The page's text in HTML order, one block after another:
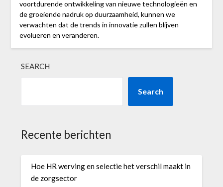
voortdurende ontwikkeling van nieuwe technologieën en
de groeiende nadruk op duurzaamheid, kunnen we
verwachten dat de trends in innovatie zullen blijven
evolueren en veranderen.
SEARCH
Search
Recente berichten
Hoe HR werving en selectie het verschil maakt in
de zorgsector